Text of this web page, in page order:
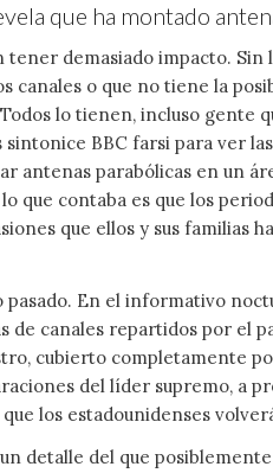
que ha montado
tener demasiado impacto.
canales o que no tiene la
lo tienen, incluso gente
BBC farsi para ver
antenas parabólicas en un
que contaba es que los
que ellos y sus familias
pasado. En el informativo
de canales repartidos por el
cubierto completamente
del líder ­supremo, a
los ­estadounidenses
detalle del que